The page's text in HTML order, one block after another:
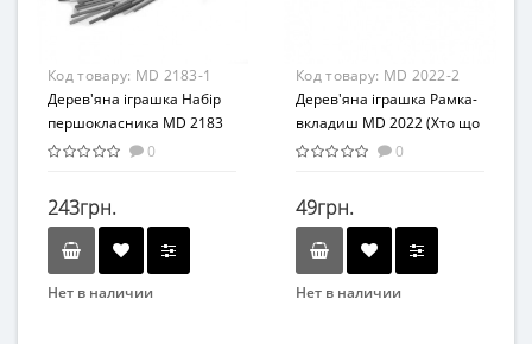
Дерево
Код товару: MD 2183-1
Дерев'яна іграшка Набір
першокласника MD 2183
(Лічильні палички MD
0
243грн.
Нет в наличии
Код товару: MD 2022-2
Дерев'яна іграшка Рамка-
вкладиш MD 2022 (Хто що
їсть)
0
49грн.
Нет в наличии